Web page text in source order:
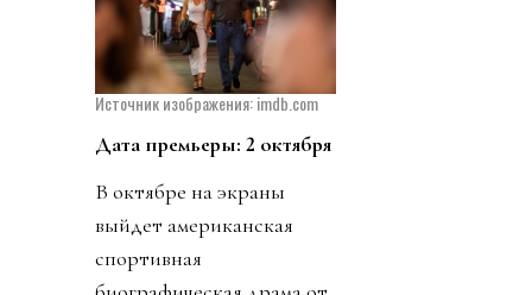
Источник изображения: imdb.com
Дата премьеры: 2 октября
В октябре на экраны
выйдет американская
спортивная